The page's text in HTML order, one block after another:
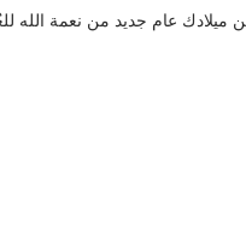
ميلادك عام جديد من نعمة الله